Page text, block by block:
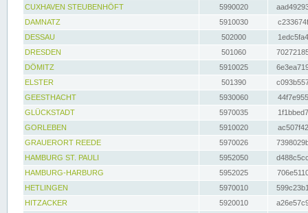
CUXHAVEN STEUBENHÖFT
5990020
DAMNATZ
5910030
DESSAU
502000
DRESDEN
501060
DÖMITZ
5910025
ELSTER
501390
GEESTHACHT
5930060
GLÜCKSTADT
5970035
GORLEBEN
5910020
GRAUERORT REEDE
5970026
HAMBURG ST. PAULI
5952050
HAMBURG-HARBURG
5952025
HETLINGEN
5970010
HITZACKER
5920010